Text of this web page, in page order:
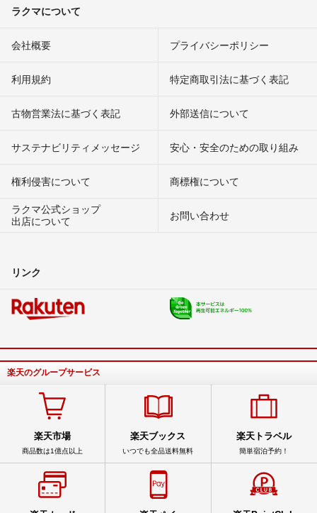
ラクマについて
会社概要 プライバシーポリシー
利用規約 特定商取引法に基づく表記
古物営業法に基づく表記 外部送信について
サステナビリティメッセージ 安心・安全のための取り組み
権利侵害について
商標権について
ラクマ公式ショップ
出店について
お問い合わせ
リンク
楽天のグループサービス
楽天市場
商品数は1億点以上
楽天ブックス
いつでも全品送料無料
楽天トラベル
簡単宿泊予約！